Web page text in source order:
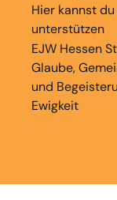
Hier kannst
unterstützen
EJW Hessen
Glaube,
und
Ewigkeit